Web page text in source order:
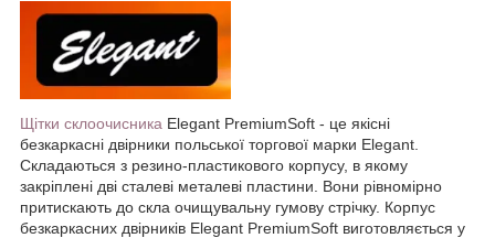
Щітки склоочисника Elegant PremiumSoft - це якісні
безкаркасні двірники польської торгової марки Elegant.
Складаються з резино-пластикового корпусу, в якому
закріплені дві сталеві металеві пластини. Вони рівномірно
притискають до скла очищувальну гумову стрічку. Корпус
безкаркасних двірників Elegant PremiumSoft виготовляється у